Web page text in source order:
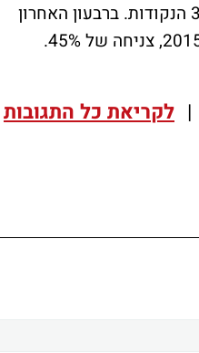
, ובההמשך אל מתח לרף 3 הנקודות. ברבעון האחרון
ממוצע הרייטינג שלה עמד על 2.9% מול 5.3% ב-3 החודשים הראשונים של 2015, צניחה של 45%.
| לקריאת כל התגובות